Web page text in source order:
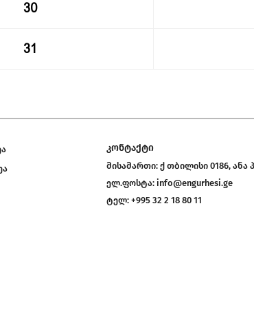
30
31
კონტაქტი
მისამართი: ქ თბილისი 0186,
ელ.ფოსტა: info@engurhesi.ge
ტელ: +995 32 2 18 80 11